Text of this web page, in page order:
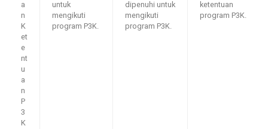
a
n
K
et
e
nt
u
a
n
P
3
K
untuk
mengikuti
program P3K.
dipenuhi untuk
mengikuti
program P3K.
ketentuan
program P3K.